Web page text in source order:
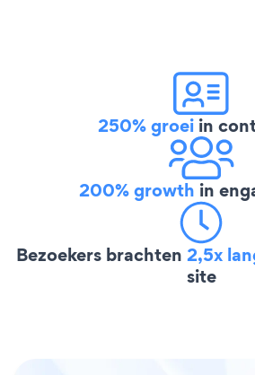
250% groei in
200% growth in
Bezoekers brachten 2,5x
site